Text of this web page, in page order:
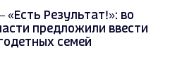
Результат!»: во
предложили ввести
семей